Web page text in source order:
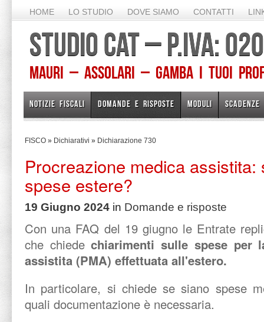
HOME LO STUDIO DOVE SIAMO CONTATTI
STUDIO CAT – P.IVA:
Mauri – Assolari – Gamba I TUOI
NOTIZIE FISCALI DOMANDE E RISPOSTE MODULI SCADENZE
FISCO » Dichiarativi » Dichiarazione 730
Procreazione medica assistita:
spese estere?
19 Giugno 2024 in Domande e risposte
Con una FAQ del 19 giugno le Entrate
che chiedechiarimenti sulle spese per
assistita (PMA) effettuata all'estero.
In particolare, si chiede se siano spese
quali documentazione è necessaria.